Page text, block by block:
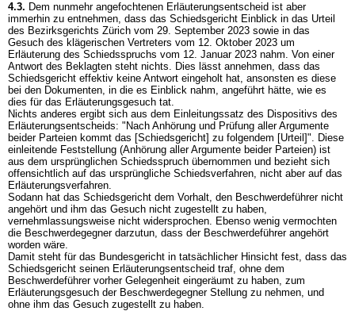
4.3. Dem nunmehr angefochtenen Erläuterungsentscheid ist aber
immerhin zu entnehmen, dass das Schiedsgericht Einblick in das Urteil
des Bezirksgerichts Zürich vom 29. September 2023 sowie in das
Gesuch des klägerischen Vertreters vom 12. Oktober 2023 um
Erläuterung des Schiedsspruchs vom 12. Januar 2023 nahm. Von einer
Antwort des Beklagten steht nichts. Dies lässt annehmen, dass das
Schiedsgericht effektiv keine Antwort eingeholt hat, ansonsten es diese
bei den Dokumenten, in die es Einblick nahm, angeführt hätte, wie es
dies für das Erläuterungsgesuch tat.
Nichts anderes ergibt sich aus dem Einleitungssatz des Dispositivs des
Erläuterungsentscheids: "Nach Anhörung und Prüfung aller Argumente
beider Parteien kommt das [Schiedsgericht] zu folgendem [Urteil]". Diese
einleitende Feststellung (Anhörung aller Argumente beider Parteien) ist
aus dem ursprünglichen Schiedsspruch übernommen und bezieht sich
offensichtlich auf das ursprüngliche Schiedsverfahren, nicht aber auf das
Erläuterungsverfahren.
Sodann hat das Schiedsgericht dem Vorhalt, den Beschwerdeführer nicht
angehört und ihm das Gesuch nicht zugestellt zu haben,
vernehmlassungsweise nicht widersprochen. Ebenso wenig vermochten
die Beschwerdegegner darzutun, dass der Beschwerdeführer angehört
worden wäre.
Damit steht für das Bundesgericht in tatsächlicher Hinsicht fest, dass das
Schiedsgericht seinen Erläuterungsentscheid traf, ohne dem
Beschwerdeführer vorher Gelegenheit eingeräumt zu haben, zum
Erläuterungsgesuch der Beschwerdegegner Stellung zu nehmen, und
ohne ihm das Gesuch zugestellt zu haben.